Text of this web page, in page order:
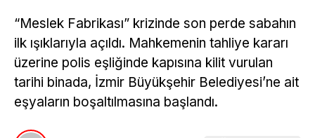
“Meslek Fabrikası” krizinde son perde sabahın
ilk ışıklarıyla açıldı. Mahkemenin tahliye kararı
üzerine polis eşliğinde kapısına kilit vurulan
tarihi binada, İzmir Büyükşehir Belediyesi’ne ait
eşyaların boşaltılmasına başlandı.